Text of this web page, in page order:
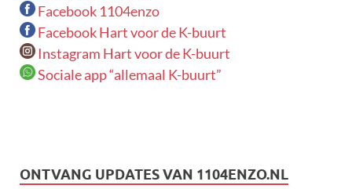
Facebook 1104enzo
Facebook Hart voor de K-buurt
Instagram Hart voor de K-buurt
Sociale app “allemaal K-buurt”
ONTVANG UPDATES VAN 1104ENZO.NL